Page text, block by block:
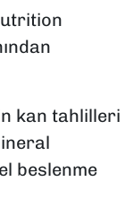
kan tahlilleri
beslenme